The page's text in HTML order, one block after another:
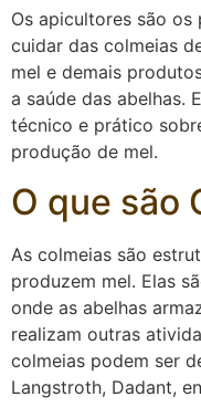
Os apicultores são
cuidar das colmeias
mel e demais
a saúde das abelhas.
técnico e prático
produção de mel.
O que são
As colmeias são
produzem mel. Elas
onde as abelhas
realizam outras
colmeias podem ser
Langstroth, Dadant,